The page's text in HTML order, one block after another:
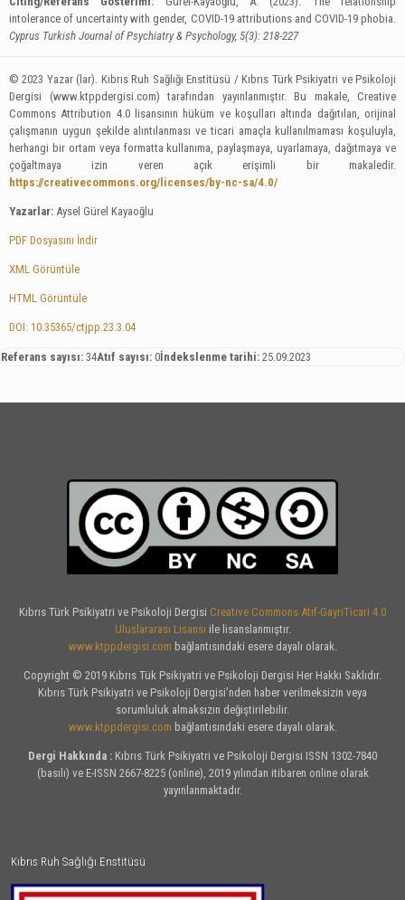
intolerance of uncertainty with gender, COVID-19 attributions and COVID-19 phobia.
Cyprus Turkish Journal of Psychiatry & Psychology, 5(3): 218-227
© 2023 Yazar (lar). Kıbrıs Ruh Sağlığı Enstitüsü / Kıbrıs Türk Psikiyatri ve Psikoloji
Dergisi (www.ktppdergisi.com) tarafından yayınlanmıştır. Bu makale, Creative
Commons Attribution 4.0 lisansının hüküm ve koşulları altında dağıtılan, orijinal
çalışmanın uygun şekilde alıntılanması ve ticari amaçla kullanılmaması koşuluyla,
herhangi bir ortam veya formatta kullanıma, paylaşmaya, uyarlamaya, dağıtmaya ve
çoğaltmaya izin veren açık erişimli bir makaledir.
https://creativecommons.org/licenses/by-nc-sa/4.0/
Yazarlar: Aysel Gürel Kayaoğlu
PDF Dosyasını İndir
XML Görüntüle
HTML Görüntüle
DOI: 10.35365/ctjpp.23.3.04
Referans sayısı: 34Atıf sayısı: 0İndekslenme tarihi: 25.09.2023
Kıbrıs Türk Psikiyatri ve Psikoloji Dergisi Creative Commons Atıf-GayriTicari 4.0
Uluslararası Lisansı ile lisanslanmıştır.
www.ktppdergisi.com bağlantısındaki esere dayalı olarak.
Copyright © 2019 Kıbrıs Tük Psikiyatri ve Psikoloji Dergisi Her Hakkı Saklıdır.
Kıbrıs Türk Psikiyatri ve Psikoloji Dergisi’nden haber verilmeksizin veya
sorumluluk almaksızın değiştirilebilir.
www.ktppdergisi.com bağlantısındaki esere dayalı olarak.
Dergi Hakkında : Kıbrıs Türk Psikiyatri ve Psikoloji Dergisi ISSN 1302-7840
(basılı) ve E-ISSN 2667-8225 (online), 2019 yılından itibaren online olarak
yayınlanmaktadır.
Kıbrıs Ruh Sağlığı Enstitüsü